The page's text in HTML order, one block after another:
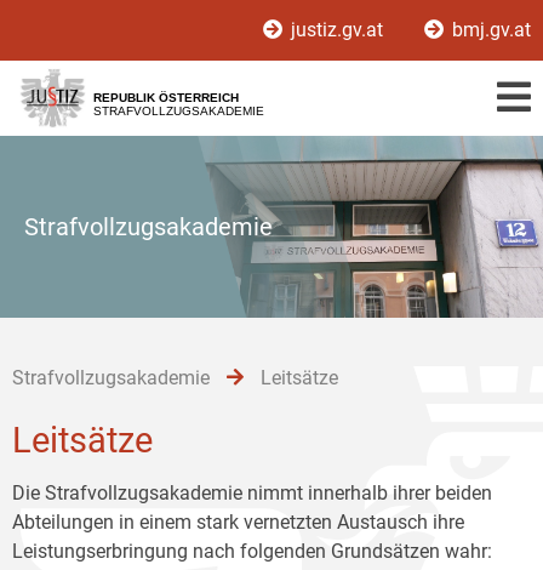
[1]
[2]
[3]
justiz.gv.at bmj.gv.at
REPUBLIK ÖSTERREICH
STRAFVOLLZUGSAKADEMIE
Strafvollzugsakademie
Strafvollzugsakademie Leitsätze
Leitsätze
Die Strafvollzugsakademie nimmt innerhalb ihrer beiden
Abteilungen in einem stark vernetzten Austausch ihre
Leistungserbringung nach folgenden Grundsätzen wahr: